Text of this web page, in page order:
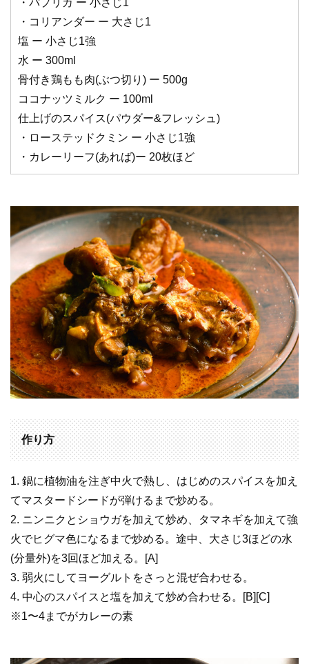
・コリアンダー ー 大さじ1
塩 ー 小さじ1強
水 ー 300ml
骨付き鶏もも肉(ぶつ切り) ー 500g
ココナッツミルク ー 100ml
仕上げのスパイス(パウダー&フレッシュ)
・ローステッドクミン ー 小さじ1強
・カレーリーフ(あれば)ー 20枚ほど
作り方
1. 鍋に植物油を注ぎ中火で熱し、はじめのスパイスを加え
てマスタードシードが弾けるまで炒める。
2. ニンニクとショウガを加えて炒め、タマネギを加えて強
火でヒグマ色になるまで炒める。途中、大さじ3ほどの水
(分量外)を3回ほど加える。[A]
3. 弱火にしてヨーグルトをさっと混ぜ合わせる。
4. 中心のスパイスと塩を加えて炒め合わせる。[B][C]
※1〜4までがカレーの素